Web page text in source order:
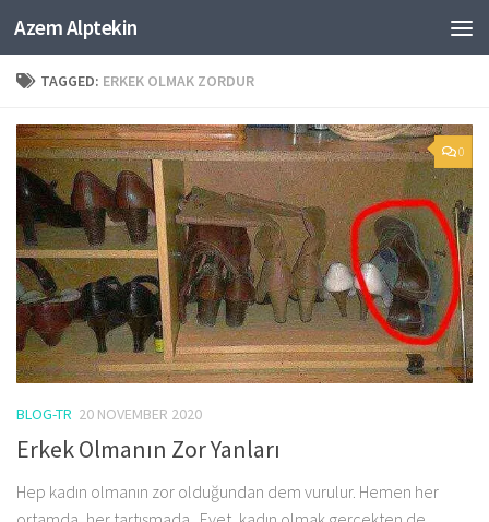
Skip to content
Azem Alptekin
TAGGED: ERKEK OLMAK ZORDUR
0
BLOG-TR 20 NOVEMBER 2020
Erkek Olmanın Zor Yanları
Hep kadın olmanın zor olduğundan dem vurulur. Hemen her